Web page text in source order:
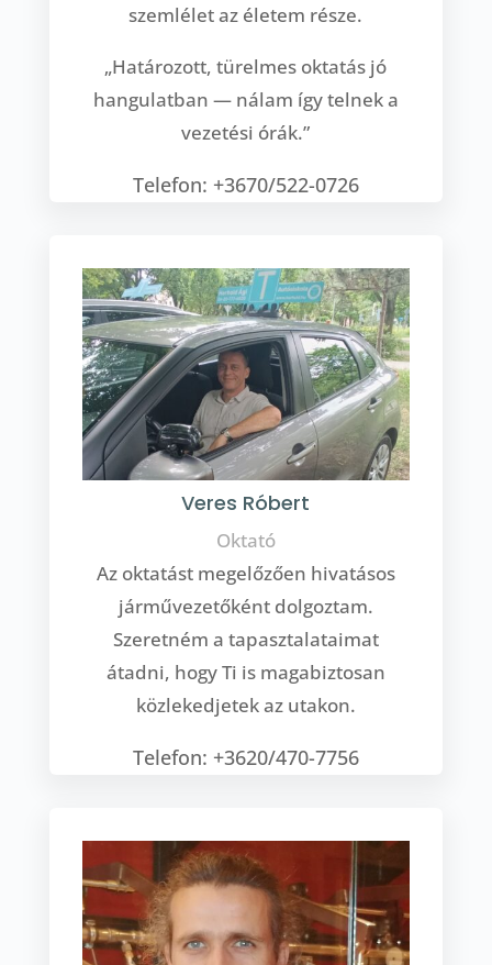
szemlélet az életem része.
„Határozott, türelmes oktatás jó
hangulatban — nálam így telnek a
vezetési órák.”
Telefon: +3670/522-0726
Veres Róbert
Oktató
Az oktatást megelőzően hivatásos
járművezetőként dolgoztam.
Szeretném a tapasztalataimat
átadni, hogy Ti is magabiztosan
közlekedjetek az utakon.
Telefon: +3620/470-7756